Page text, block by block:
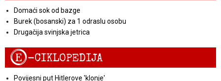
Domaći sok od bazge
Burek (bosanski) za 1 odraslu osobu
Drugačija svinjska jetrica
E-CIKLOPEDIJA
Povijesni put Hitlerove 'klonje'